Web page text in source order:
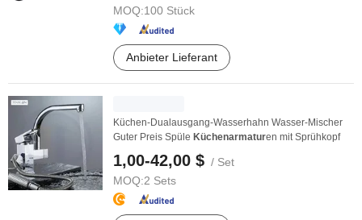
MOQ:100 Stück
Anbieter Lieferant
Küchen-Dualausgang-Wasserhahn Wasser-Mischer
Guter Preis Spüle Küchenarmaturen mit Sprühkopf
1,00-42,00 $ / Set
MOQ:2 Sets